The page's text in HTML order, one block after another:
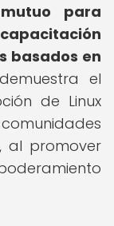
para
basados en
el
de Linux
al promover